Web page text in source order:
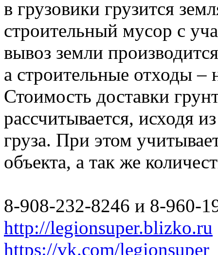
в грузовики грузится
строительный мусор с
вывоз земли
а строительные отходы –
Стоимость доставки
рассчитывается, исходя
груза. При этом
объекта, а так же
8-908-232-8246 и 8-960-
http://legionsuper.blizko.ru
https://vk.com/legionsuper